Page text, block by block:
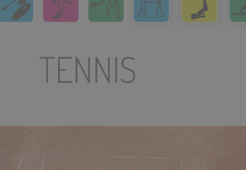
TENNIS